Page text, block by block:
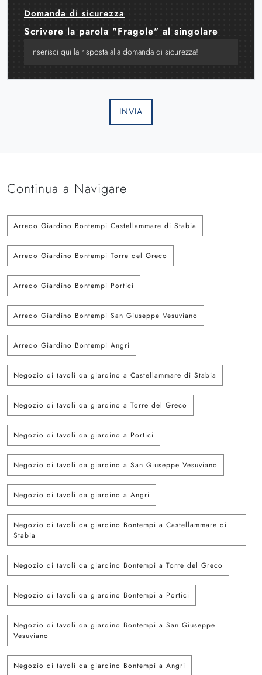
Domanda di sicurezza
Scrivere la parola "Fragole" al singolare
INVIA
Continua a Navigare
Arredo Giardino Bontempi Castellammare di Stabia
Arredo Giardino Bontempi Torre del Greco
Arredo Giardino Bontempi Portici
Arredo Giardino Bontempi San Giuseppe Vesuviano
Arredo Giardino Bontempi Angri
Negozio di tavoli da giardino a Castellammare di Stabia
Negozio di tavoli da giardino a Torre del Greco
Negozio di tavoli da giardino a Portici
Negozio di tavoli da giardino a San Giuseppe Vesuviano
Negozio di tavoli da giardino a Angri
Negozio di tavoli da giardino Bontempi a Castellammare di
Stabia
Negozio di tavoli da giardino Bontempi a Torre del Greco
Negozio di tavoli da giardino Bontempi a Portici
Negozio di tavoli da giardino Bontempi a San Giuseppe
Vesuviano
Negozio di tavoli da giardino Bontempi a Angri